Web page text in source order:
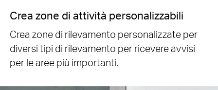
Crea zone di attività personalizzabili
Crea zone di rilevamento personalizzate per
diversi tipi di rilevamento per ricevere avvisi
per le aree più importanti.